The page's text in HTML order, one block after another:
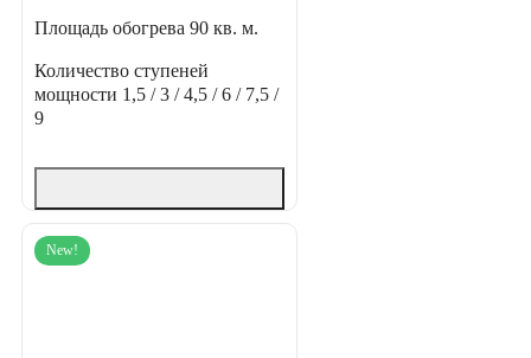
Площадь обогрева 90 кв. м.
Количество ступеней
мощности 1,5 / 3 / 4,5 / 6 / 7,5 /
9
New!